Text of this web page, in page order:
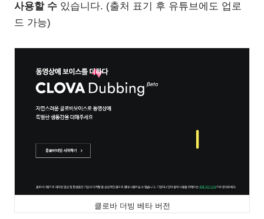
사용할 수 있습니다. (출처 표기 후 유튜브에도 업로
드 가능)
클로바 더빙 베타 버전